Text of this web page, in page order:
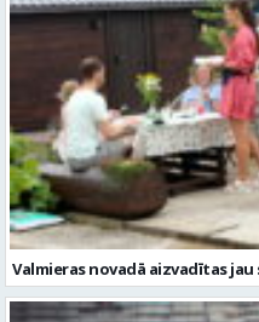
Valmieras novadā aizvadītas